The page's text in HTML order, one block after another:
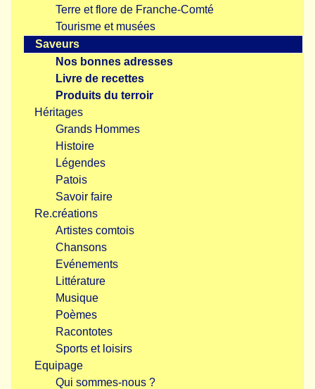
Terre et flore de Franche-Comté
Tourisme et musées
Saveurs
Nos bonnes adresses
Livre de recettes
Produits du terroir
Héritages
Grands Hommes
Histoire
Légendes
Patois
Savoir faire
Re.créations
Artistes comtois
Chansons
Evénements
Littérature
Musique
Poèmes
Racontotes
Sports et loisirs
Equipage
Qui sommes-nous ?